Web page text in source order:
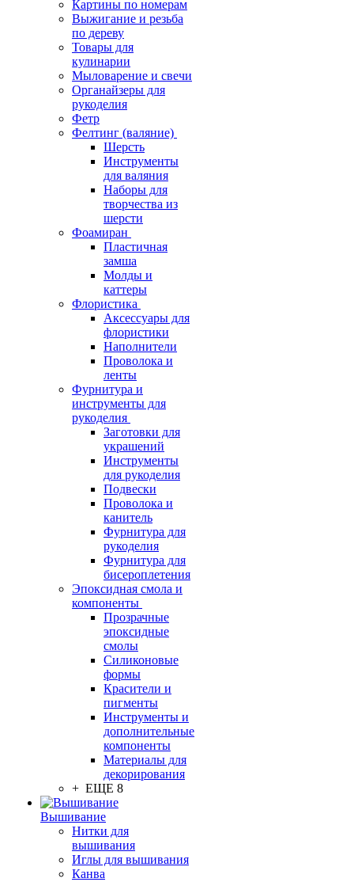
Картины по номерам
Выжигание и резьба
по дереву
Товары для
кулинарии
Мыловарение и свечи
Органайзеры для
рукоделия
Фетр
Фелтинг (валяние)
Шерсть
Инструменты
для валяния
Наборы для
творчества из
шерсти
Фоамиран
Пластичная
замша
Молды и
каттеры
Флористика
Аксессуары для
флористики
Наполнители
Проволока и
ленты
Фурнитура и
инструменты для
рукоделия
Заготовки для
украшений
Инструменты
для рукоделия
Подвески
Проволока и
канитель
Фурнитура для
рукоделия
Фурнитура для
бисероплетения
Эпоксидная смола и
компоненты
Прозрачные
эпоксидные
смолы
Силиконовые
формы
Красители и
пигменты
Инструменты и
дополнительные
компоненты
Материалы для
декорирования
+ ЕЩЕ 8
Вышивание
Нитки для
вышивания
Иглы для вышивания
Канва